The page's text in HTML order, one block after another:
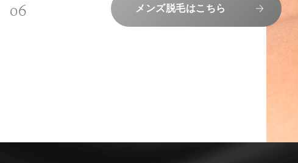
メンズ脱毛はこちら
コンセプトはこちら
NAD+点滴はこちら
メンバーシップのご案内